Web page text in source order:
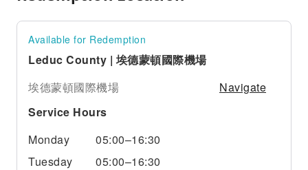
Available for Redemption
Leduc County | 埃德蒙頓國際機場
埃德蒙頓國際機場
Navigate
Service Hours
Monday
05:00–16:30
Tuesday
05:00–16:30